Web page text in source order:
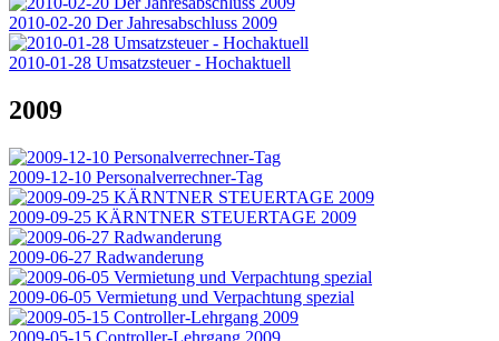
2010-02-20 Der Jahresabschluss 2009
2010-01-28 Umsatzsteuer - Hochaktuell
2009
2009-12-10 Personalverrechner-Tag
2009-09-25 KÄRNTNER STEUERTAGE 2009
2009-06-27 Radwanderung
2009-06-05 Vermietung und Verpachtung spezial